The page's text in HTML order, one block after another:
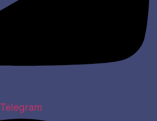
Telegram